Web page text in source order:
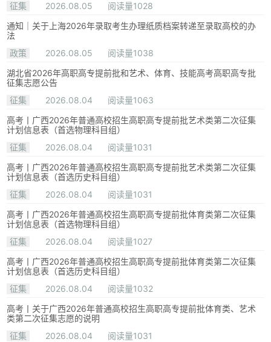
征集 2026.08.05
阅读量1028
通知｜关于上海2026年录取考生办理纸质档案转递至录取高校的办
法
政策
2026.08.05
阅读量1038
湖北省2026年高职高专提前批和艺术、体育、技能高考高职高专批
征集志愿公告
征集
2026.08.04
阅读量1063
高考丨广西2026年普通高校招生高职高专提前批艺术类第二次征集
计划信息表（首选物理科目组）
征集
2026.08.04
阅读量1031
高考丨广西2026年普通高校招生高职高专提前批艺术类第二次征集
计划信息表（首选历史科目组）
征集
2026.08.04
阅读量1031
高考丨广西2026年普通高校招生高职高专提前批体育类第二次征集
计划信息表（首选物理科目组）
征集
2026.08.04
阅读量1027
高考丨广西2026年普通高校招生高职高专提前批体育类第二次征集
计划信息表（首选历史科目组）
征集
2026.08.04
阅读量1032
高考丨关于广西2026年普通高校招生高职高专提前批体育类、艺术
类第二次征集志愿的说明
征集
2026.08.04
阅读量1031